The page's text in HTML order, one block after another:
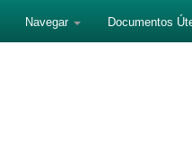
Navegar Documentos